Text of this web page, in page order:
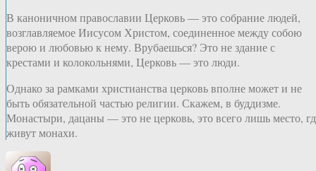
В каноничном православии Церковь — это собрание людей,
возглавляемое Иисусом Христом, соединенное между собою
верою и любовью к нему. Врубаешься? Это не здание с
крестами и колокольнями, Церковь — это люди.
Однако за рамками христианства церковь вполне может и не
быть обязательной частью религии. Скажем, в буддизме.
Монастыри, дацаны — это не церковь, это всего лишь место,
живут монахи.